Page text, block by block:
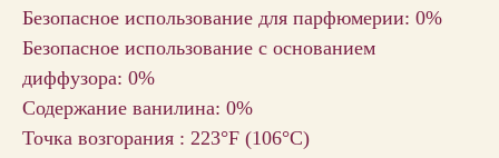
Безопасное использование для парфюмерии: 0%
Безопасное использование с основанием
диффузора: 0%
Содержание ванилина: 0%
Точка возгорания : 223°F (106°С)